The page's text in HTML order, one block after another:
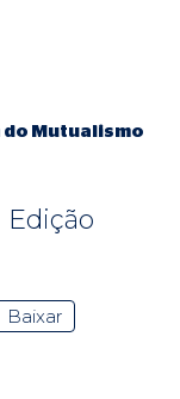
do Mutualismo
Edição
Baixar